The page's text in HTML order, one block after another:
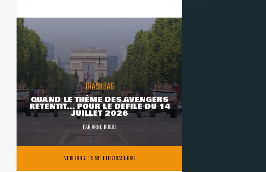
TRASHBAG
QUAND LE THÈME DES AVENGERS
RETENTIT... POUR LE DÉFILÉ DU 14
JUILLET 2026
PARARNO KIKOO
VOIR TOUS LES ARTICLES TRASHBAG